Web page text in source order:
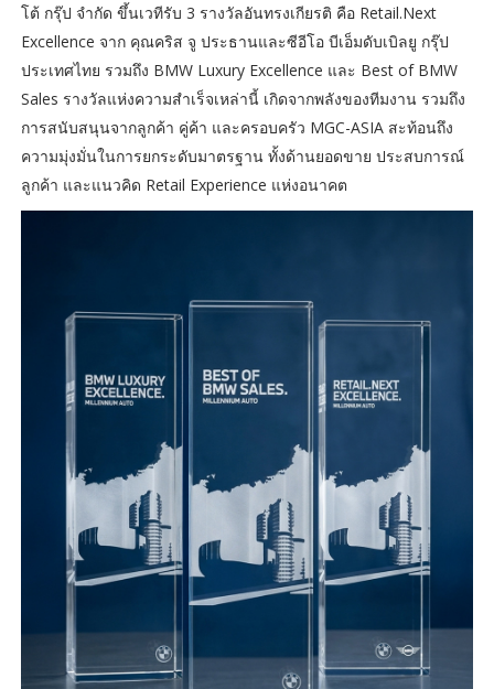
โต้ กรุ๊ป จำกัด ขึ้นเวทีรับ 3 รางวัลอันทรงเกียรติ คือ Retail.Next
Excellence จาก คุณคริส จู ประธานและซีอีโอ บีเอ็มดับเบิลยู กรุ๊ป
ประเทศไทย รวมถึง BMW Luxury Excellence และ Best of BMW
Sales รางวัลแห่งความสำเร็จเหล่านี้ เกิดจากพลังของทีมงาน รวมถึง
การสนับสนุนจากลูกค้า คู่ค้า และครอบครัว MGC-ASIA สะท้อนถึง
ความมุ่งมั่นในการยกระดับมาตรฐาน ทั้งด้านยอดขาย ประสบการณ์
ลูกค้า และแนวคิด Retail Experience แห่งอนาคต